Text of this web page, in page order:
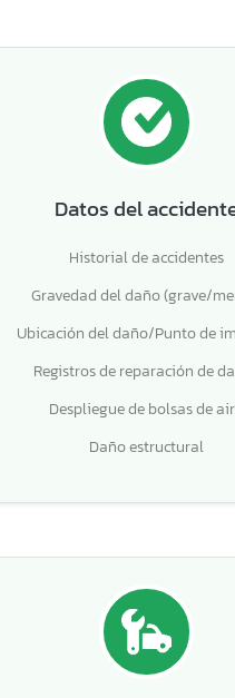
Datos del
Historial de accidentes
Gravedad del daño (grave/
Ubicación del daño/Punto de
Registros de reparación de
Despliegue de bolsas de
Daño estructural